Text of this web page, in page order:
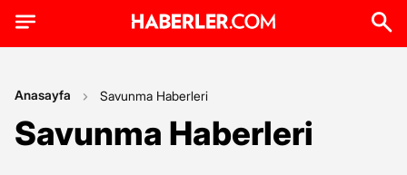
Anasayfa Savunma Haberleri
Savunma Haberleri